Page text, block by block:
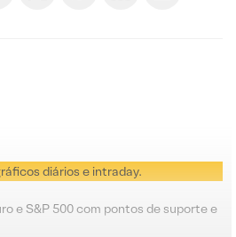
diários e intraday.
e S&P 500 com pontos de suporte e